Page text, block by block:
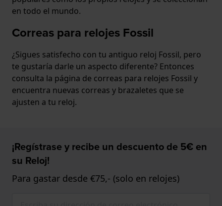
en todo el mundo.
Correas para relojes Fossil
¿Sigues satisfecho con tu antiguo reloj Fossil, pero
te gustaría darle un aspecto diferente? Entonces
consulta la página de correas para relojes Fossil y
encuentra nuevas correas y brazaletes que se
ajusten a tu reloj.
¡Regístrase y recibe un descuento de 5€ en
su Reloj!
Para gastar desde €75,- (solo en relojes)